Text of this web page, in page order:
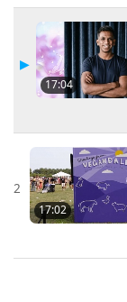
17:04
2
17:02